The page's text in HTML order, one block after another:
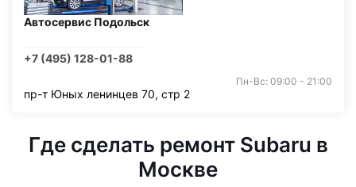
Автосервис Подольск
+7 (495) 128-01-88
Пн-Вс: 09:00 - 21:00
пр-т Юных ленинцев 70, стр 2
Где сделать ремонт Subaru в
Москве